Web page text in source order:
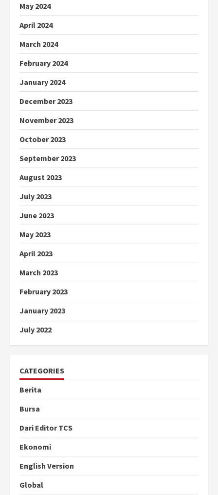
May 2024
April 2024
March 2024
February 2024
January 2024
December 2023
November 2023
October 2023
September 2023
August 2023
July 2023
June 2023
May 2023
April 2023
March 2023
February 2023
January 2023
July 2022
CATEGORIES
Berita
Bursa
Dari Editor TCS
Ekonomi
English Version
Global